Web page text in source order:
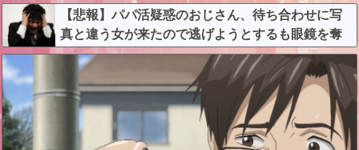
【悲報】パパ活疑惑のおじさん、待ち合わせに写
真と違う女が来たので逃げようとするも眼鏡を奪
われ可哀想なことになっているところを激写され
てしまう…